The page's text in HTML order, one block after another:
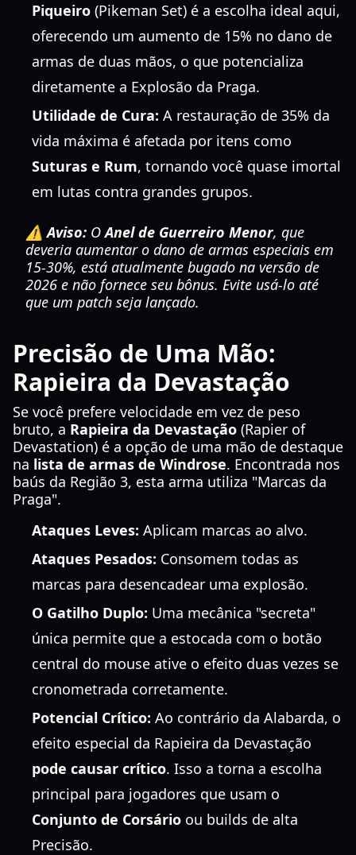
Piqueiro (Pikeman Set) é a escolha ideal aqui,
oferecendo um aumento de 15% no dano de
armas de duas mãos, o que potencializa
diretamente a Explosão da Praga.
Utilidade de Cura: A restauração de 35% da
vida máxima é afetada por itens como
Suturas e Rum, tornando você quase imortal
em lutas contra grandes grupos.
⚠️ Aviso: OAnel de Guerreiro Menor, que
deveria aumentar o dano de armas especiais em
15-30%, está atualmente bugado na versão de
2026 e não fornece seu bônus. Evite usá-lo até
que um patch seja lançado.
Precisão de Uma Mão:
Rapieira da Devastação
Se você prefere velocidade em vez de peso
bruto, a Rapieira da Devastação (Rapier of
Devastation) é a opção de uma mão de destaque
na lista de armas de Windrose. Encontrada nos
baús da Região 3, esta arma utiliza "Marcas da
Praga".
Ataques Leves: Aplicam marcas ao alvo.
Ataques Pesados: Consomem todas as
marcas para desencadear uma explosão.
O Gatilho Duplo: Uma mecânica "secreta"
única permite que a estocada com o botão
central do mouse ative o efeito duas vezes se
cronometrada corretamente.
Potencial Crítico: Ao contrário da Alabarda, o
efeito especial da Rapieira da Devastação
pode causar crítico. Isso a torna a escolha
principal para jogadores que usam o
Conjunto de Corsário ou builds de alta
Precisão.